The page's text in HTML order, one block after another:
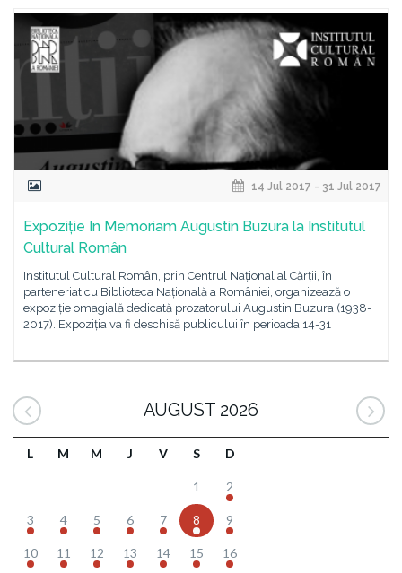
14 Jul 2017 - 31 Jul 2017
Expoziție In Memoriam Augustin Buzura la Institutul
Cultural Român
Institutul Cultural Român, prin Centrul Național al Cărții, în
parteneriat cu Biblioteca Națională a României, organizează o
expoziție omagială dedicată prozatorului Augustin Buzura (1938-
2017). Expoziția va fi deschisă publicului în perioada 14-31
AUGUST 2026
L M M J V S D
1 2
3 4 5 6 7 8 9
10 11 12 13 14 15 16